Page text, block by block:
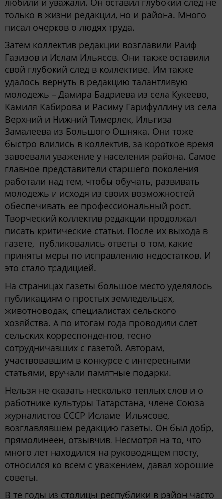
любили и уважали. Он оставил глубокий след не
только в жизни редакции, но и района. Много
писал очерков о людях труда.
Затем коллектив редакции возглавили Раиф
Газизов и Ислам Ильясов. Они также оставили
свой глубокий след в коллективе. Им также
удалось вернуть в редакцию талантливую
молодежь – Дамира Бадриева из села Кукеево,
Камиля Кабирова и Расиму Гарифуллину из села
Верхний и Нижний Тимерлек, Ильгиза
Замалеева из Большого Ошняка. Они тоже
быстро влились в коллектив, за короткое время
завоевали уважение у населения района. Самое
главное представители старшего поколения
работали над тем, чтобы обучать, развивать
молодежь и исходя из своих возможностей
обеспечивать ее профессиональный рост.
Творческий коллектив редакции продолжал
писать критические статьи. После их выхода в
газете, публиковались ответы о том, какие
приняты меры по исправлению недостатков. И
это стало традицией.
На страницах газеты большое место уделялось
публикациям о простых земледельцах,
животноводах, специалистах сельского
хозяйства. А по итогам года проводили слет
сельских корреспондентов, тесно
сотрудничавших с газетой. Авторам,
участвовавшим в конкурсе с интересными
статьями, вручали памятные подарки.
Нельзя не сказать несколько теплых слов и о
работнике культуры Татарстана, члене Союза
журналистов СССР Исламе Ильясове,
возглавлявшем редакцию газеты. Он был добр,
прямолинеен, отзывчив. Несмотря на то, что
много лет находился на руководящем посту,
относился ко всем с уважением, давал хорошие
советы.
В те годы из столицы республики в район часто